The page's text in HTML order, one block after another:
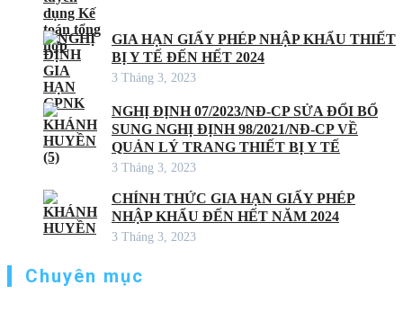
GIA HẠN GIẤY PHÉP NHẬP KHẨU THIẾT
BỊ Y TẾ ĐẾN HẾT 2024
3 Tháng 3, 2023
NGHỊ ĐỊNH 07/2023/NĐ-CP SỬA ĐỔI BỔ
SUNG NGHỊ ĐỊNH 98/2021/NĐ-CP VỀ
QUẢN LÝ TRANG THIẾT BỊ Y TẾ
3 Tháng 3, 2023
CHÍNH THỨC GIA HẠN GIẤY PHÉP
NHẬP KHẨU ĐẾN HẾT NĂM 2024
3 Tháng 3, 2023
Chuyên mục